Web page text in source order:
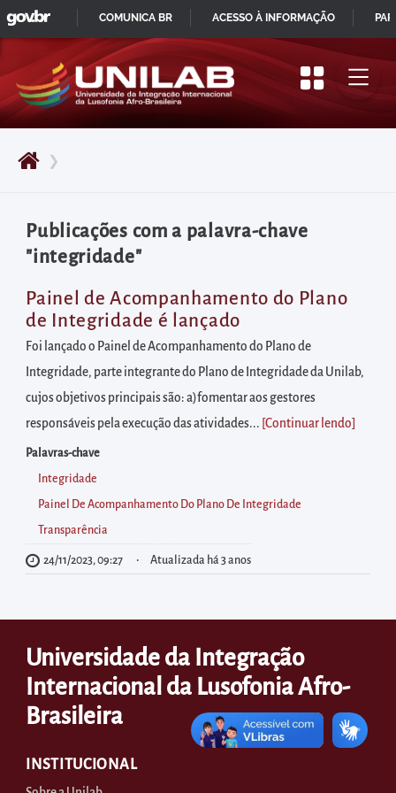
Pular
para
início
do
principal
Acessar
diretamente
o
menu
principal
Acessar
diretamente
à
área
para
realizar
buscas
internas
Acessar
informações
postas
no
❯
Publicações com a palavra-chave
"integridade"
Painel de Acompanhamento do Plano
de Integridade é lançado
Foi lançado o Painel de Acompanhamento do Plano de
Integridade, parte integrante do Plano de Integridade da Unilab,
cujos objetivos principais são: a)fomentar aos gestores
responsáveis pela execução das atividades... [Continuar lendo
Palavras-chave
Integridade
Painel De Acompanhamento Do Plano De Integridade
Transparência
24/11/2023, 09:27 Atualizada há 3 anos
Universidade da Integração
Internacional da Lusofonia Afro-
Brasileira
INSTITUCIONAL
IR
PARA
CONTEÚDO
GOVBR
COMUNICA BR ACESSO À INFORMAÇÃO